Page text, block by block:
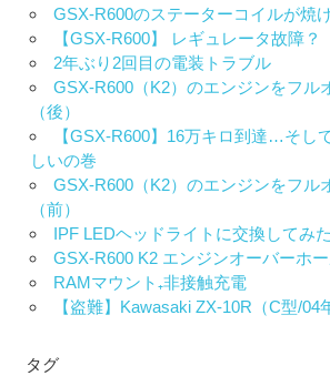
GSX-R600のステーターコイルが焼
【GSX-R600】 レギュレータ故障？
2年ぶり2回目の電装トラブル
GSX-R600（K2）のエンジンをフル
（後）
【GSX-R600】16万キロ到達…そし
しいの巻
GSX-R600（K2）のエンジンをフル
（前）
IPF LEDヘッドライトに交換してみた
GSX-R600 K2 エンジンオーバーホー
RAMマウント₊非接触充電
【盗難】Kawasaki ZX-10R（C型/04
タグ